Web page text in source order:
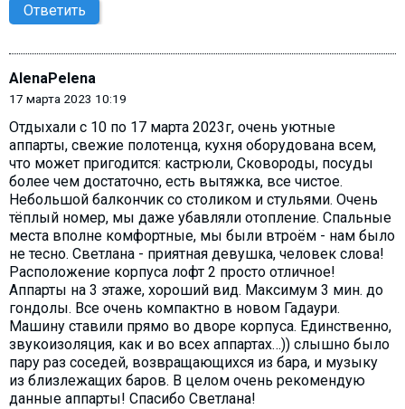
Ответить
AlenaPelena
17 марта 2023 10:19
Отдыхали с 10 по 17 марта 2023г, очень уютные
аппарты, свежие полотенца, кухня оборудована всем,
что может пригодится: кастрюли, Сковороды, посуды
более чем достаточно, есть вытяжка, все чистое.
Небольшой балкончик со столиком и стульями. Очень
тёплый номер, мы даже убавляли отопление. Спальные
места вполне комфортные, мы были втроём - нам было
не тесно. Светлана - приятная девушка, человек слова!
Расположение корпуса лофт 2 просто отличное!
Аппарты на 3 этаже, хороший вид. Максимум 3 мин. до
гондолы. Все очень компактно в новом Гадаури.
Машину ставили прямо во дворе корпуса. Единственно,
звукоизоляция, как и во всех аппартах…)) слышно было
пару раз соседей, возвращающихся из бара, и музыку
из близлежащих баров. В целом очень рекомендую
данные аппарты! Спасибо Светлана!